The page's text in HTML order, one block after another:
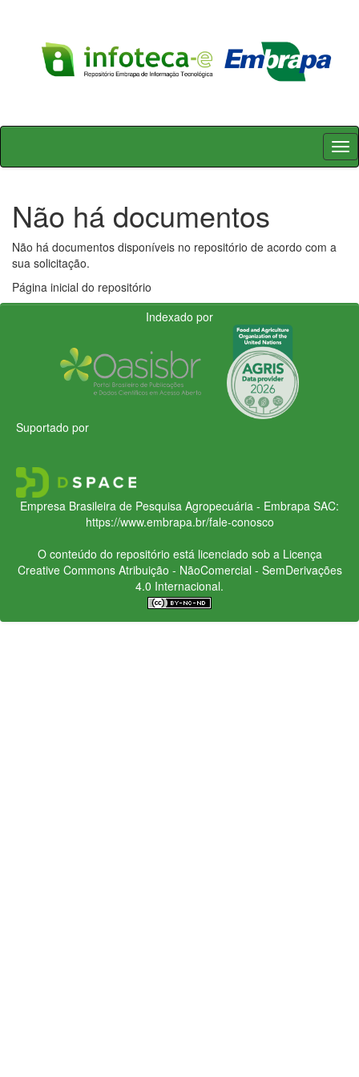
Skip
Não há documentos
Não há documentos disponíveis no repositório de acordo com a
sua solicitação.
Página inicial do repositório
Indexado por
Suportado por
Empresa Brasileira de Pesquisa Agropecuária - Embrapa SAC:
https://www.embrapa.br/fale-conosco
O conteúdo do repositório está licenciado sob a Licença
Creative CommonsAtribuição - NãoComercial - SemDerivações
4.0 Internacional.